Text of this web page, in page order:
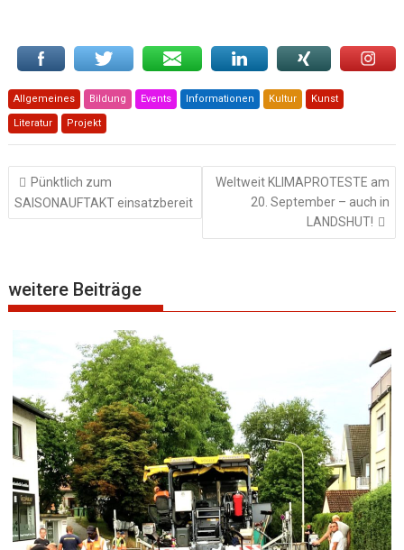
Allgemeines Bildung Events Informationen Kultur Kunst
Literatur Projekt
Beitragsnavigation
Pünktlich zum
SAISONAUFTAKT einsatzbereit
Weltweit KLIMAPROTESTE am
20. September – auch in
LANDSHUT!
weitere Beiträge